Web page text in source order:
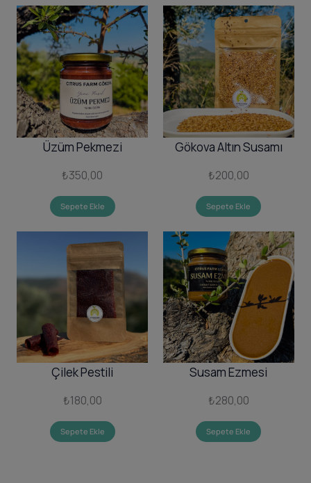
Üzüm Pekmezi
₺350,00
Sepete Ekle
Gökova Altın Susamı
₺200,00
Sepete Ekle
Çilek Pestili
₺180,00
Sepete Ekle
Susam Ezmesi
₺280,00
Sepete Ekle